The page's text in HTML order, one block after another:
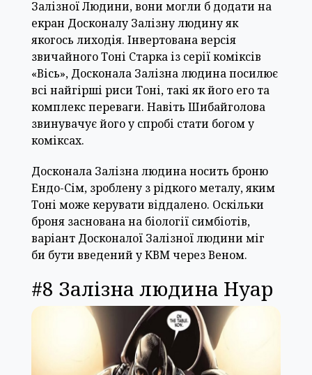
Залізної Людини, вони могли б додати на
екран Досконалу Залізну людину як
якогось лиходія. Інвертована версія
звичайного Тоні Старка із серії коміксів
«Вісь», Досконала Залізна людина посилює
всі найгірші риси Тоні, такі як його его та
комплекс переваги. Навіть Шибайголова
звинувачує його у спробі стати богом у
коміксах.
Досконала Залізна людина носить броню
Ендо-Сім, зроблену з рідкого металу, яким
Тоні може керувати віддалено. Оскільки
броня заснована на біології симбіотів,
варіант Досконалої Залізної людини міг
би бути введений у КВМ через Веном.
#8 Залізна людина Нуар